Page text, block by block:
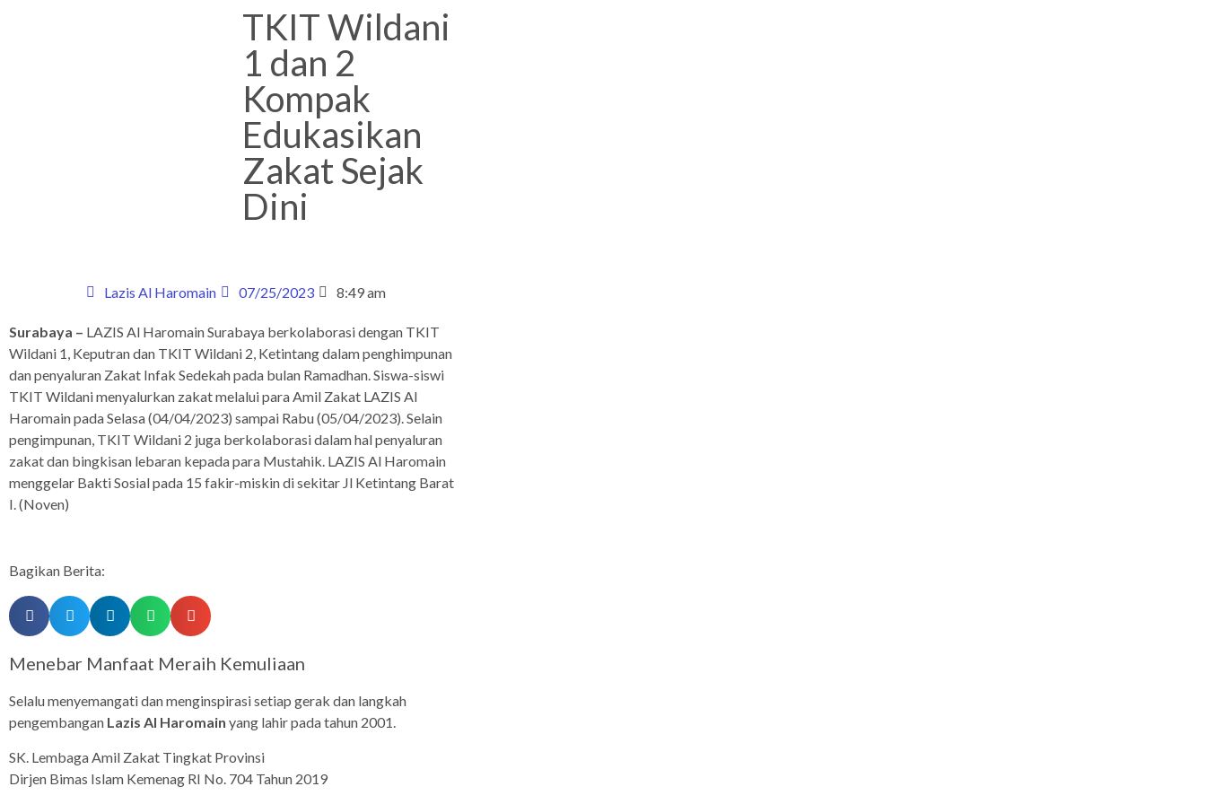
TKIT Wildani
1 dan 2
Kompak
Edukasikan
Zakat Sejak
Dini
Lazis Al Haromain 07/25/2023 8:49 am
Surabaya – LAZIS Al Haromain Surabaya berkolaborasi dengan TKIT
Wildani 1, Keputran dan TKIT Wildani 2, Ketintang dalam penghimpunan
dan penyaluran Zakat Infak Sedekah pada bulan Ramadhan. Siswa-siswi
TKIT Wildani menyalurkan zakat melalui para Amil Zakat LAZIS Al
Haromain pada Selasa (04/04/2023) sampai Rabu (05/04/2023). Selain
pengimpunan, TKIT Wildani 2 juga berkolaborasi dalam hal penyaluran
zakat dan bingkisan lebaran kepada para Mustahik. LAZIS Al Haromain
menggelar Bakti Sosial pada 15 fakir-miskin di sekitar Jl Ketintang Barat
I. (Noven)
Bagikan Berita:
Menebar Manfaat Meraih Kemuliaan
Selalu menyemangati dan menginspirasi setiap gerak dan langkah
pengembangan Lazis Al Haromain yang lahir pada tahun 2001.
SK. Lembaga Amil Zakat Tingkat Provinsi
Dirjen Bimas Islam Kemenag RI No. 704 Tahun 2019